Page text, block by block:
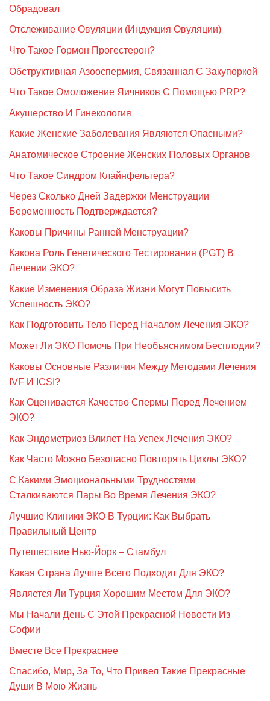
Обрадовал
Отслеживание Овуляции (Индукция Овуляции)
Что Такое Гормон Прогестерон?
Обструктивная Азооспермия, Связанная С Закупоркой
Что Такое Омоложение Яичников С Помощью PRP?
Акушерство И Гинекология
Какие Женские Заболевания Являются Опасными?
Анатомическое Строение Женских Половых Органов
Что Такое Синдром Клайнфельтера?
Через Сколько Дней Задержки Менструации
Беременность Подтверждается?
Каковы Причины Ранней Менструации?
Какова Роль Генетического Тестирования (PGT) В
Лечении ЭКО?
Какие Изменения Образа Жизни Могут Повысить
Успешность ЭКО?
Как Подготовить Тело Перед Началом Лечения ЭКО?
Может Ли ЭКО Помочь При Необъяснимом Бесплодии?
Каковы Основные Различия Между Методами Лечения
IVF И ICSI?
Как Оценивается Качество Спермы Перед Лечением
ЭКО?
Как Эндометриоз Влияет На Успех Лечения ЭКО?
Как Часто Можно Безопасно Повторять Циклы ЭКО?
С Какими Эмоциональными Трудностями
Сталкиваются Пары Во Время Лечения ЭКО?
Лучшие Клиники ЭКО В Турции: Как Выбрать
Правильный Центр
Путешествие Нью-Йорк – Стамбул
Какая Страна Лучше Всего Подходит Для ЭКО?
Является Ли Турция Хорошим Местом Для ЭКО?
Мы Начали День С Этой Прекрасной Новости Из
Софии
Вместе Все Прекраснее
Спасибо, Мир, За То, Что Привел Такие Прекрасные
Души В Мою Жизнь